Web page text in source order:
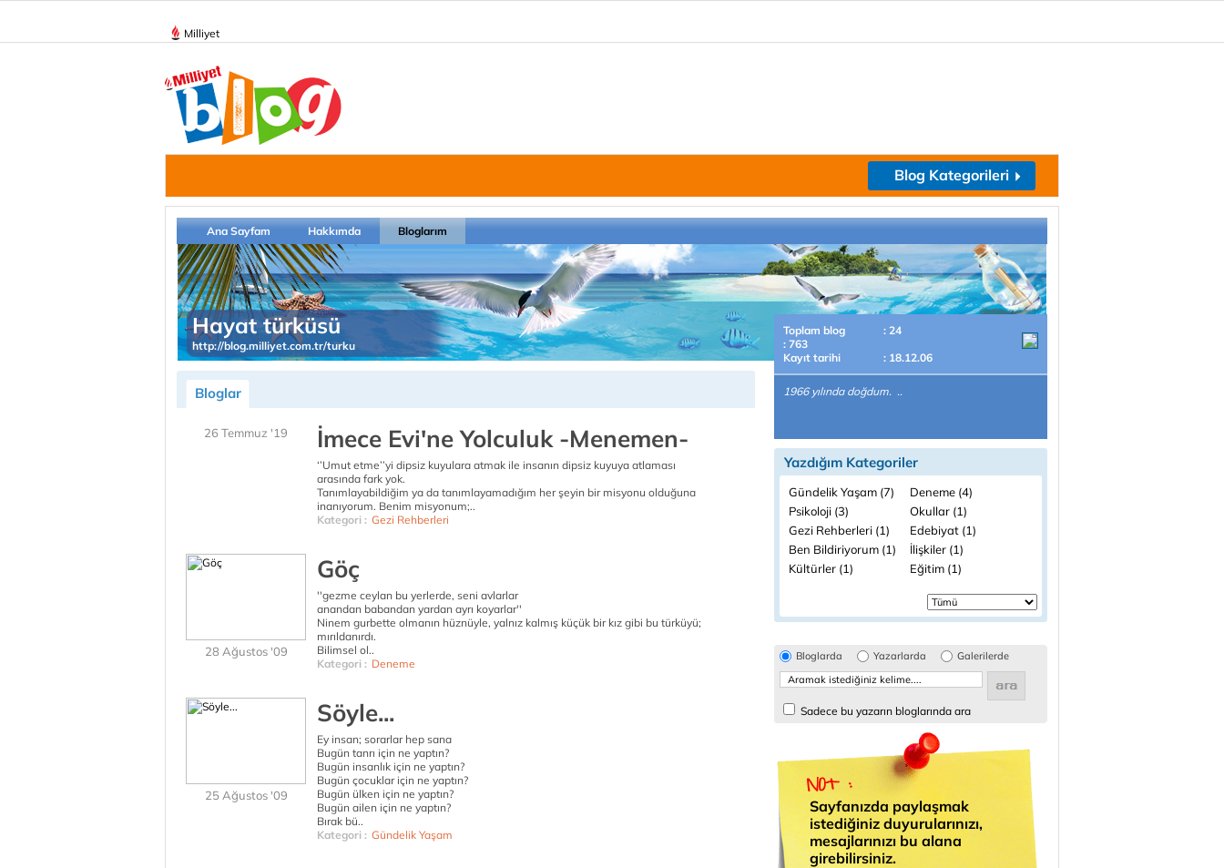
Milliyet
Blog Kategorileri
Ana Sayfam Hakkımda Bloglarım
Hayat türküsü
http://blog.milliyet.com.tr/turku
Bloglar
26 Temmuz '19 İmece Evi'ne Yolculuk -Menemen-
‘’Umut etme’’yi dipsiz kuyulara atmak ile insanın dipsiz kuyuya atlaması
arasında fark yok.
Tanımlayabildiğim ya da tanımlayamadığım her şeyin bir misyonu olduğuna
inanıyorum. Benim misyonum;..
Kategori : Gezi Rehberleri
28 Ağustos '09
Göç
''gezme ceylan bu yerlerde, seni avlarlar
anandan babandan yardan ayrı koyarlar''
Ninem gurbette olmanın hüznüyle, yalnız kalmış küçük bir kız gibi bu türküyü;
mırıldanırdı.
Bilimsel ol..
Kategori : Deneme
25 Ağustos '09
Söyle...
Ey insan; sorarlar hep sana
Bugün tanrı için ne yaptın?
Bugün insanlık için ne yaptın?
Bugün çocuklar için ne yaptın?
Bugün ülken için ne yaptın?
Bugün ailen için ne yaptın?
Bırak bü..
Kategori : Gündelik Yaşam
Toplam blog
: 24
: 763
Kayıt tarihi
: 18.12.06
1966 yılında doğdum. ..
Yazdığım Kategoriler
Gündelik Yaşam (7)
Deneme (4)
Psikoloji (3)
Okullar (1)
Gezi Rehberleri (1)
Edebiyat (1)
Ben Bildiriyorum (1)
İlişkiler (1)
Kültürler (1)
Eğitim (1)
Bloglarda Yazarlarda Galerilerde
Sadece bu yazarın bloglarında ara
Sayfanızda paylaşmak
istediğiniz duyurularınızı,
mesajlarınızı bu alana
girebilirsiniz.